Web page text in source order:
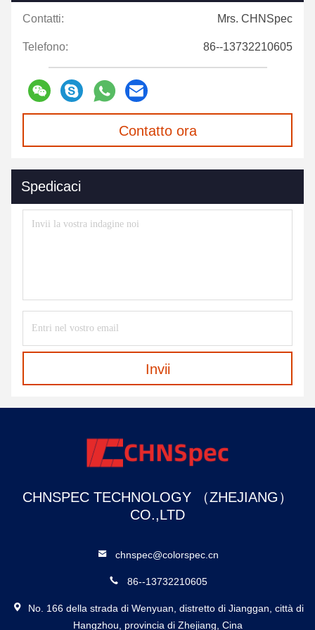
Contatti: Mrs. CHNSpec
Telefono: 86--13732210605
Contatto ora
Spedicaci
Invii
CHNSPEC TECHNOLOGY （ZHEJIANG）
CO.,LTD
chnspec@colorspec.cn
86--13732210605
No. 166 della strada di Wenyuan, distretto di Jianggan, città di
Hangzhou, provincia di Zhejiang, Cina